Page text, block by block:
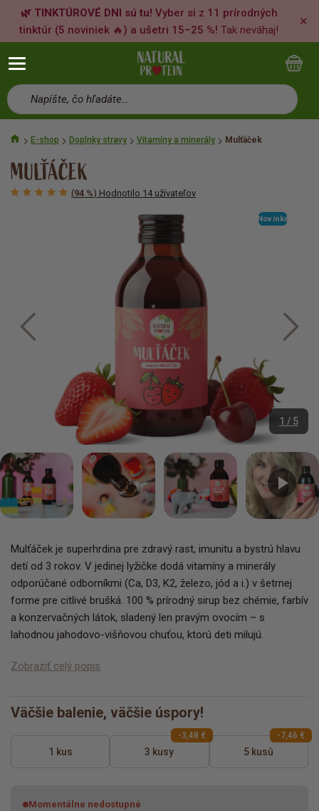
🌿 TINKTÚROVÉ DNI sú tu! Vyber si z 11 prírodných
tinktúr (5 noviniek 🔥) a ušetri 15–25 %! Tak neváhaj!
✕
Napíšte, čo hľadáte…
E-shop Doplnky stravy Vitamíny a minerály Mulťáček
MULŤÁČEK
(94 %) Hodnotilo 14 užívateľov
Novinka
1 / 5
Mulťáček je superhrdina pre zdravý rast, imunitu a bystrú hlavu
detí od 3 rokov. V jedinej lyžičke dodá vitamíny a minerály
odporúčané odborníkmi (Ca, D3, K2, železo, jód a i.) v šetrnej
forme pre citlivé brušká. 100 % prírodný sirup bez chémie, farbív
a konzervačných látok, sladený len pravým ovocím – s
lahodnou jahodovo-višňovou chuťou, ktorú deti milujú.
Zobraziť celý popis
Väčšie balenie, väčšie úspory!
1 kus 3 kusy
-3,48 €
5 kusů
-7,46 €
Momentálne nedostupné